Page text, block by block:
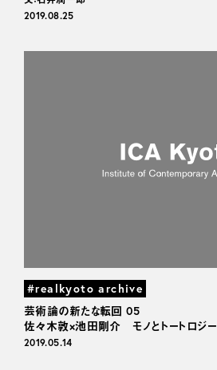
2019.08.25
#realkyoto archive
芸術論の新たな転回 05
佐々木敦×池田剛介 モノとトートロジー
2019.05.14